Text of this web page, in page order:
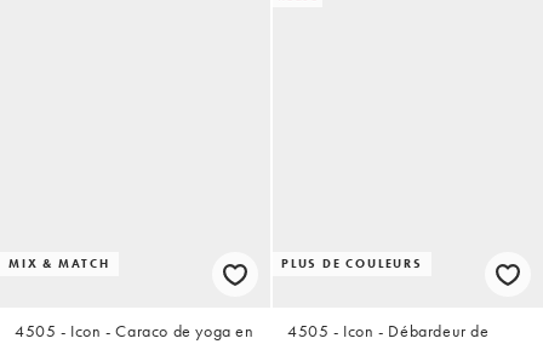
MIX & MATCH
4505 - Icon - Caraco de yoga en
PLUS DE COULEURS
4505 - Icon - Débardeur de